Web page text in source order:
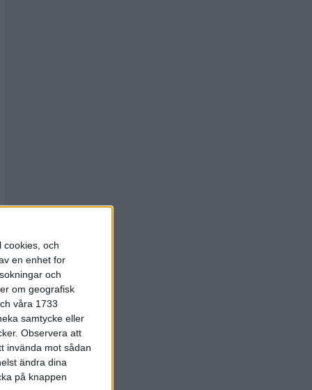
cookies, och
en enhet for
och
om geografisk
våra 1733
samtycke eller
Observera att
invända mot sådan
ändra dina
på knappen